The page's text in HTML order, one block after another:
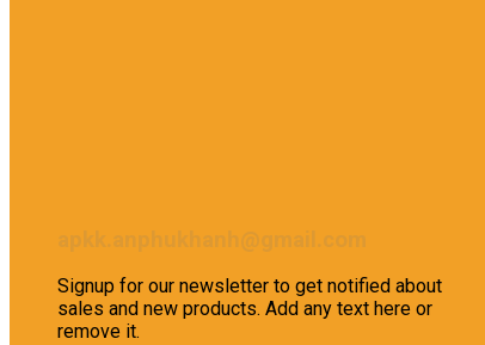
Signup for our newsletter to get notified about
sales and new products. Add any text here or
remove it.